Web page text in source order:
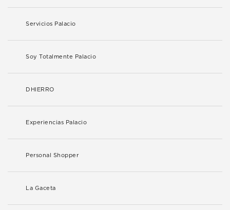
Servicios Palacio
Soy Totalmente Palacio
DHIERRO
Experiencias Palacio
Personal Shopper
La Gaceta